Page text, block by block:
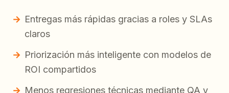
Entregas más rápidas gracias a roles y SLAs
claros
Priorización más inteligente con modelos de
ROI compartidos
Menos regresiones técnicas mediante QA y